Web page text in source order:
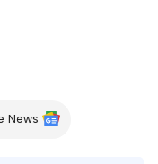
News